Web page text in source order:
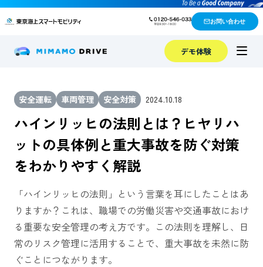
お問い合わせ
デモ体験
安全運転 車両管理 安全対策 2024.10.18
ハインリッヒの法則とは？ヒヤリハ
ットの具体例と重大事故を防ぐ対策
をわかりやすく解説
「ハインリッヒの法則」という言葉を耳にしたことはあ
りますか？これは、職場での労働災害や交通事故におけ
る重要な安全管理の考え方です。この法則を理解し、日
常のリスク管理に活用することで、重大事故を未然に防
ぐことにつながります。